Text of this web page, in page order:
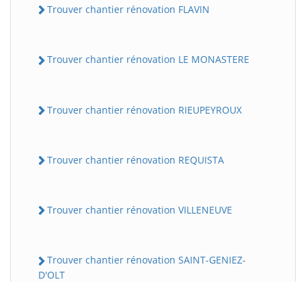
Trouver chantier rénovation FLAVIN
Trouver chantier rénovation LE MONASTERE
Trouver chantier rénovation RIEUPEYROUX
Trouver chantier rénovation REQUISTA
Trouver chantier rénovation VILLENEUVE
Trouver chantier rénovation SAINT-GENIEZ-
D'OLT